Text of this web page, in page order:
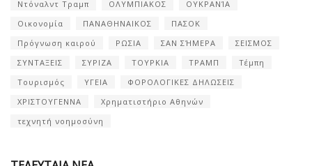
Ντόναλντ Τραμπ
ΟΛΥΜΠΙΑΚΟΣ
ΟΥΚΡΑΝΊΑ
Οικονομία
ΠΑΝΑΘΗΝΑΙΚΟΣ
ΠΑΣΟΚ
Πρόγνωση καιρού
ΡΩΣΙΑ ΣΑΝ ΣΉΜΕΡΑ
ΣΕΙΣΜΟΣ
ΣΥΝΤΑΞΕΙΣ
ΣΥΡΙΖΑ ΤΟΥΡΚΙΑ ΤΡΑΜΠ
Τέμπη
Τουρισμός
ΥΓΕΙΑ
ΦΟΡΟΛΟΓΙΚΕΣ ΔΗΛΩΣΕΙΣ
ΧΡΙΣΤΟΥΓΕΝΝΑ
Χρηματιστήριο Αθηνών
τεχνητή νοημοσύνη